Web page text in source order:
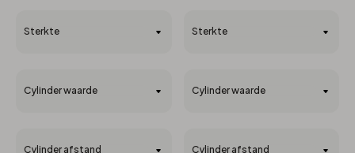
Sterkte
Cylinder waarde
Cylinder afstand
Sterkte
Cylinder waarde
Cylinder afstand